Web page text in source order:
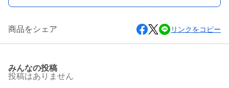
商品をシェア リンクをコピー
みんなの投稿
投稿はありません